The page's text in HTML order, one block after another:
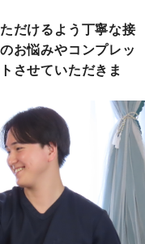
だけるよう丁寧な接
お悩みやコンプレッ
させていただきま